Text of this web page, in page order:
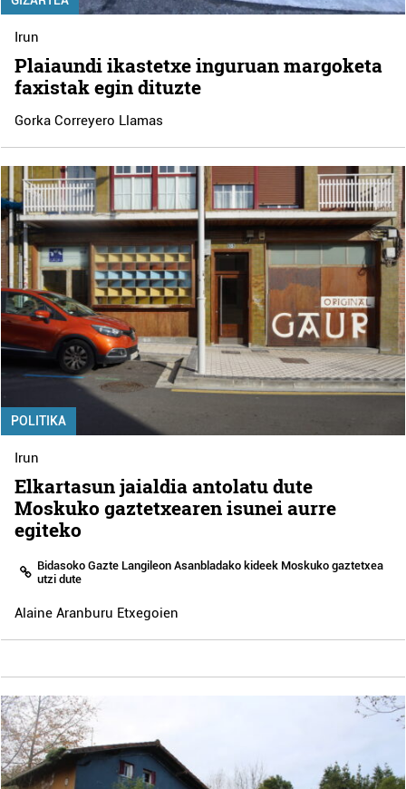
Irun
Plaiaundi ikastetxe inguruan margoketa
faxistak egin dituzte
Gorka Correyero Llamas
POLITIKA
Irun
Elkartasun jaialdia antolatu dute
Moskuko gaztetxearen isunei aurre
egiteko
Bidasoko Gazte Langileon Asanbladako kideek Moskuko gaztetxea
utzi dute
Alaine Aranburu Etxegoien